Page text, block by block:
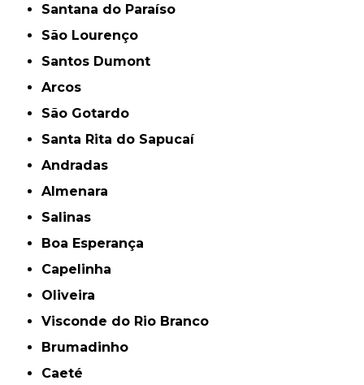
Santana do Paraíso
São Lourenço
Santos Dumont
Arcos
São Gotardo
Santa Rita do Sapucaí
Andradas
Almenara
Salinas
Boa Esperança
Capelinha
Oliveira
Visconde do Rio Branco
Brumadinho
Caeté